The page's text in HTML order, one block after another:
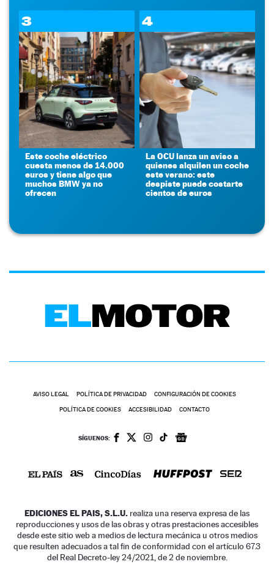
3
Este coche eléctrico
cuesta menos de 14.000
euros y tiene algo que
muchos BMW ya no
ofrecen
4
La OCU lanza un aviso a
quienes alquilen un coche
este verano: este
despiste puede costarte
cientos de euros
AVISO LEGAL POLÍTICA DE PRIVACIDAD CONFIGURACIÓN DE COOKIES
POLÍTICA DE COOKIES ACCESIBILIDAD CONTACTO
SÍGUENOS:
EDICIONES EL PAIS, S.L.U. realiza una reserva expresa de las
reproducciones y usos de las obras y otras prestaciones accesibles
desde este sitio web a medios de lectura mecánica u otros medios
que resulten adecuados a tal fin de conformidad con el artículo 67.3
del Real Decreto-ley 24/2021, de 2 de noviembre.